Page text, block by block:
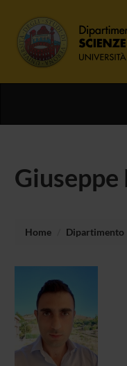
Giuseppe
Home Dipartimento